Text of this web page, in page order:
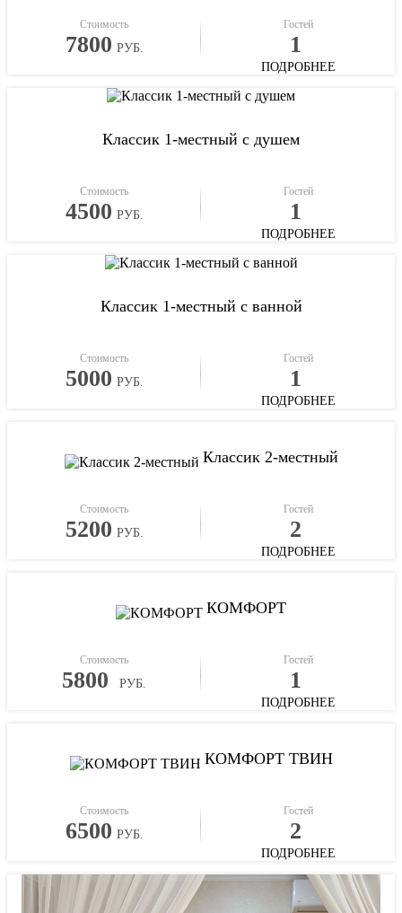
Стоимость
7800 РУБ.
Гостей
1
ПОДРОБНЕЕ
Классик 1-местный с душем
Стоимость
4500 РУБ.
Гостей
1
ПОДРОБНЕЕ
Классик 1-местный с ванной
Стоимость
5000 РУБ.
Гостей
1
ПОДРОБНЕЕ
Классик 2-местный
Стоимость
5200 РУБ.
Гостей
2
ПОДРОБНЕЕ
КОМФОРТ
Стоимость
5800 РУБ.
Гостей
1
ПОДРОБНЕЕ
КОМФОРТ ТВИН
Стоимость
6500 РУБ.
Гостей
2
ПОДРОБНЕЕ